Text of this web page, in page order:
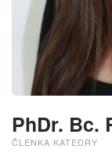
PhDr. Bc.
ČLENKA KATEDRY